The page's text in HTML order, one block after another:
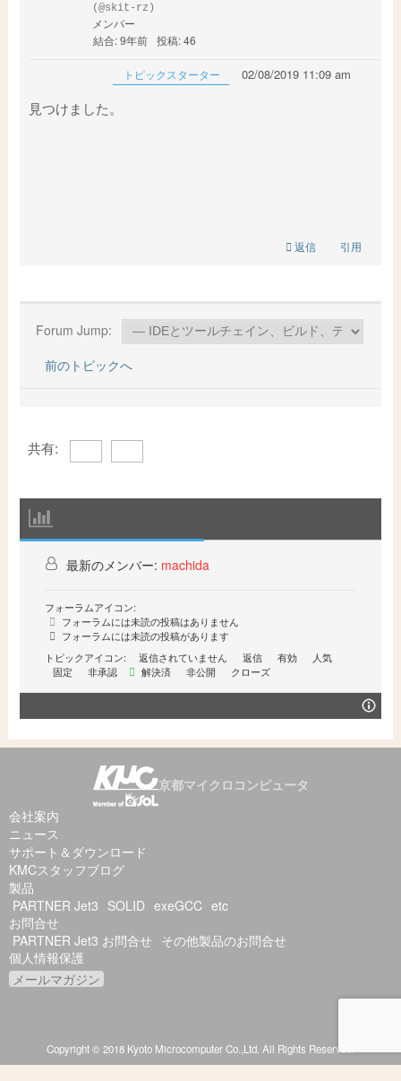
(@skit-rz)
メンバー
結合: 9年前 投稿: 46
トピックスターター 02/08/2019 11:09 am
見つけました。
返信 引用
Forum Jump:
前のトピックへ
共有:
最新のメンバー: machida
フォーラムアイコン:
フォーラムには未読の投稿はありません
フォーラムには未読の投稿があります
トピックアイコン:
返信されていません 返信 有効
人気
固定
非承認 解決済 非公開 クローズ
京都マイクロコンピュータ
会社案内
ニュース
サポート＆ダウンロード
KMCスタッフブログ
製品
PARTNER Jet3 SOLID exeGCC etc
お問合せ
PARTNER Jet3 お問合せ その他製品のお問合せ
個人情報保護
メールマガジン
Copyright © 2018 Kyoto Microcomputer Co.,Ltd. All Rights Reserved.